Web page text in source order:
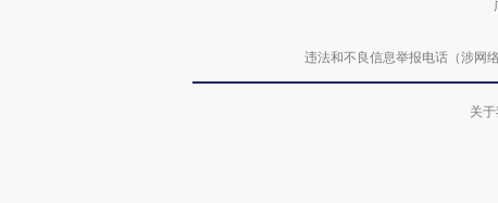
违法和不良信息举报电话（涉
关